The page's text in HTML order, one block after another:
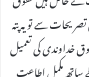
سے تویہ پتہ
خداوندی کی تعمیل
مکمل اطاعت